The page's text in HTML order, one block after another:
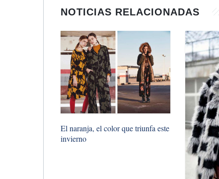
NOTICIAS RELACIONADAS
El naranja, el color que triunfa este
invierno